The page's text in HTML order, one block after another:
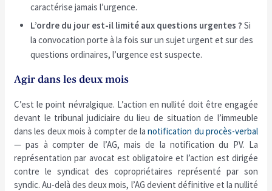
caractérise jamais l’urgence.
L’ordre du jour est-il limité aux questions urgentes ? Si
la convocation porte à la fois sur un sujet urgent et sur des
questions ordinaires, l’urgence est suspecte.
Agir dans les deux mois
C’est le point névralgique. L’action en nullité doit être engagée
devant le tribunal judiciaire du lieu de situation de l’immeuble
dans les deux mois à compter de lanotification du procès-verbal
— pas à compter de l’AG, mais de la notification du PV. La
représentation par avocat est obligatoire et l’action est dirigée
contre le syndicat des copropriétaires représenté par son
syndic. Au-delà des deux mois, l’AG devient définitive et la nullité